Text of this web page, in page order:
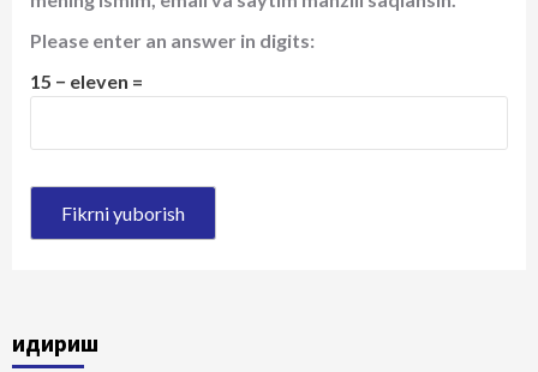
Please enter an answer in digits:
15 − eleven =
Қидириш